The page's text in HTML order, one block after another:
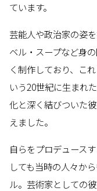
ています。
芸能人や政治家の姿
ベル・スープなど身
く制作しており、こ
いう20世紀に生まれ
化と深く結びついた
えました。
自らをプロデュース
しても当時の人々か
ル。芸術家としての